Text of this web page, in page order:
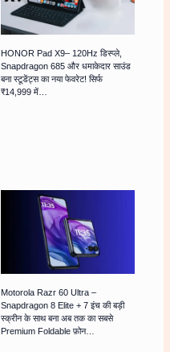
HONOR Pad X9– 120Hz डिस्प्ले,
Snapdragon 685 और धमाकेदार साउंड
बना स्टूडेंट्स का नया फेवरेट! सिर्फ
₹14,999 में…
Motorola Razr 60 Ultra –
Snapdragon 8 Elite + 7 इंच की बड़ी
स्क्रीन के साथ बना अब तक का सबसे
Premium Foldable फ़ोन…